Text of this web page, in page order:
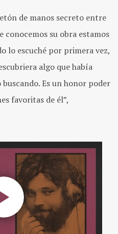
de manos secreto entre
conocemos su obra estamos
lo escuché por primera vez,
algo que había
Es un honor poder
favoritas de él”,